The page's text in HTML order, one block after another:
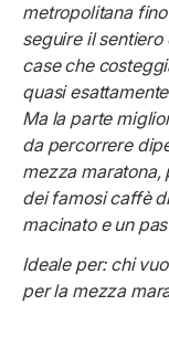
metropolitana
seguire il
case che
quasi
Ma la parte
da percorrere
mezza maratona,
dei famosi caffè
macinato e un
Ideale per: chi
per la mezza